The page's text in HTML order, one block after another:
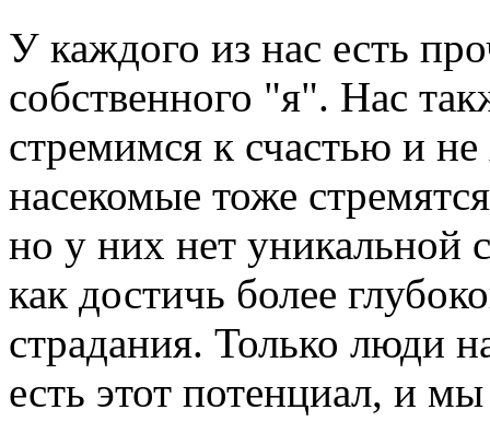
У каждого из нас есть
собственного "я". Нас
стремимся к счастью и
насекомые тоже
но у них нет уникальной
как достичь более
страдания. Только люди
есть этот потенциал, и